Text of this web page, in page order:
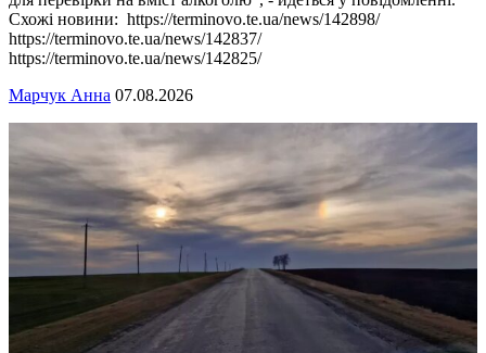
Схожі новини: https://terminovo.te.ua/news/142898/
https://terminovo.te.ua/news/142837/
https://terminovo.te.ua/news/142825/
Марчук Анна 07.08.2026